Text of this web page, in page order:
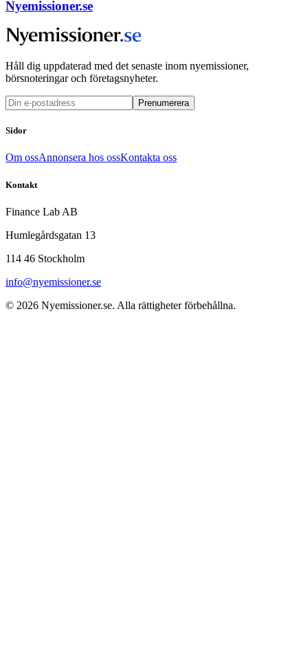
Nyemissioner.se
Håll dig uppdaterad med det senaste inom nyemissioner,
börsnoteringar och företagsnyheter.
Prenumerera
Sidor
Om ossAnnonsera hos ossKontakta oss
Kontakt
Finance Lab AB
Humlegårdsgatan 13
114 46 Stockholm
info@nyemissioner.se
© 2026 Nyemissioner.se. Alla rättigheter förbehållna.